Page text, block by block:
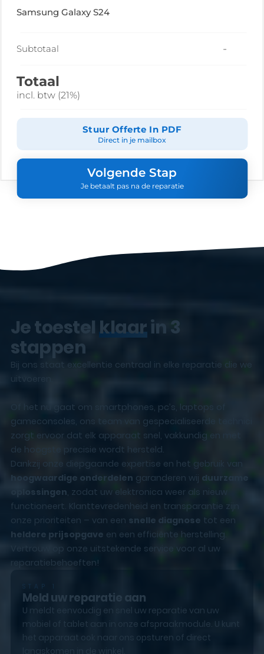
Samsung Galaxy S24
Subtotaal -
Totaal
incl. btw (21%)
Stuur Offerte In PDF
Direct in je mailbox
Volgende Stap
Je betaalt pas na de reparatie
Je toestelklaarin 3
stappen
Bij ons staat excellentie centraal in elke reparatie die we
uitvoeren.
Of het nu gaat om smartphones, pc’s, laptops of
gameconsoles, ons team van gespecialiseerde technici
zorgt ervoor dat elk apparaat snel, vakkundig en met
de hoogste precisie wordt hersteld.
Dankzij onze diepgaande expertise en het gebruik van
hoogwaardige onderdelen garanderen wij duurzame
oplossingen, zodat uw elektronica weer als nieuw
functioneert. Klanttevredenheid en transparantie zijn
onze prioriteiten – van een snelle diagnose tot een
heldere prijsopgave en een efficiënte herstelling.
Vertrouw op onze uitstekende service voor al uw
reparatiebehoeften!
STAP 1
Meld uw reparatie aan
U meldt eenvoudig en snel uw reparatie van uw
mobiel of tablet aan in onze afspraakmodule. U kunt
het apparaat ook naar ons opsturen of direct
langskomen in de winkel.